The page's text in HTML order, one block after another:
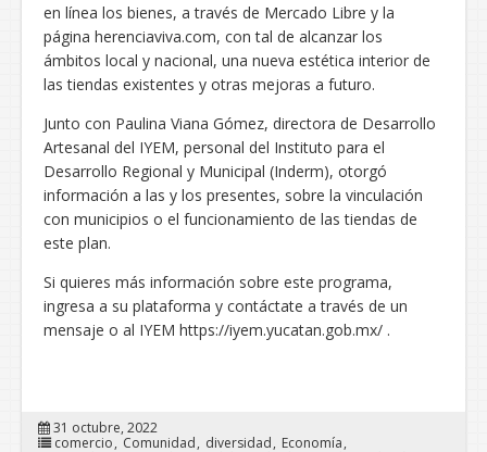
en línea los bienes, a través de Mercado Libre y la
página herenciaviva.com, con tal de alcanzar los
ámbitos local y nacional, una nueva estética interior de
las tiendas existentes y otras mejoras a futuro.
Junto con Paulina Viana Gómez, directora de Desarrollo
Artesanal del IYEM, personal del Instituto para el
Desarrollo Regional y Municipal (Inderm), otorgó
información a las y los presentes, sobre la vinculación
con municipios o el funcionamiento de las tiendas de
este plan.
Si quieres más información sobre este programa,
ingresa a su plataforma y contáctate a través de un
mensaje o al IYEM https://iyem.yucatan.gob.mx/ .
31 octubre, 2022
comercio
Comunidad diversidad
Economía